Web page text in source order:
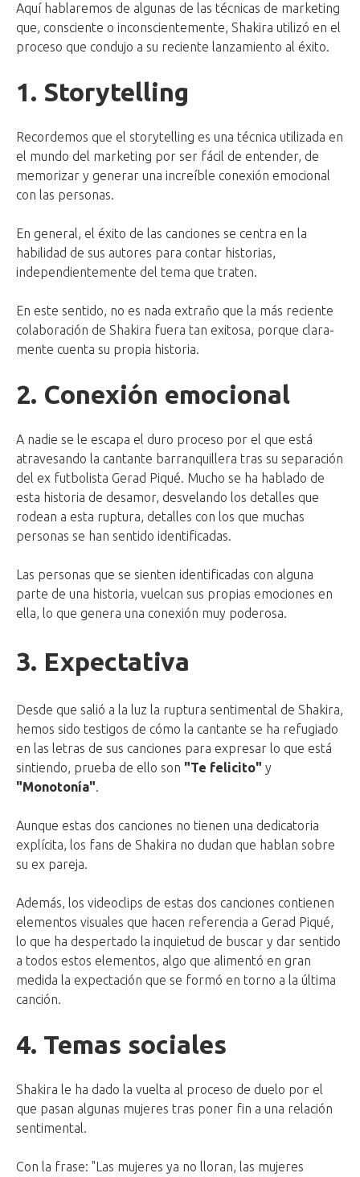
Aquí hablaremos de algunas de las técnicas de marketing
que, consciente o inconscientemente, Shakira utilizó en el
proceso que condujo a su reciente lanzamiento al éxito.
1. Storytelling
Recordemos que el storytelling es una técnica utilizada en
el mundo del marketing por ser fácil de entender, de
memorizar y generar una increíble conexión emocional
con las personas.
En general, el éxito de las canciones se centra en la
habilidad de sus autores para contar historias,
independientemente del tema que traten.
En este sentido, no es nada extraño que la más reciente
colaboración de Shakira fuera tan exitosa, porque clara-
mente cuenta su propia historia.
2. Conexión emocional
A nadie se le escapa el duro proceso por el que está
atravesando la cantante barranquillera tras su separación
del ex futbolista Gerad Piqué. Mucho se ha hablado de
esta historia de desamor, desvelando los detalles que
rodean a esta ruptura, detalles con los que muchas
personas se han sentido identificadas.
Las personas que se sienten identificadas con alguna
parte de una historia, vuelcan sus propias emociones en
ella, lo que genera una conexión muy poderosa.
3. Expectativa
Desde que salió a la luz la ruptura sentimental de Shakira,
hemos sido testigos de cómo la cantante se ha refugiado
en las letras de sus canciones para expresar lo que está
sintiendo, prueba de ello son "Te felicito" y
"Monotonía".
Aunque estas dos canciones no tienen una dedicatoria
explícita, los fans de Shakira no dudan que hablan sobre
su ex pareja.
Además, los videoclips de estas dos canciones contienen
elementos visuales que hacen referencia a Gerad Piqué,
lo que ha despertado la inquietud de buscar y dar sentido
a todos estos elementos, algo que alimentó en gran
medida la expectación que se formó en torno a la última
canción.
4. Temas sociales
Shakira le ha dado la vuelta al proceso de duelo por el
que pasan algunas mujeres tras poner fin a una relación
sentimental.
Con la frase: "Las mujeres ya no lloran, las mujeres